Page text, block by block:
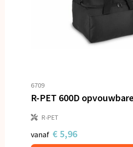
6709
R-PET
vanaf € 5,96